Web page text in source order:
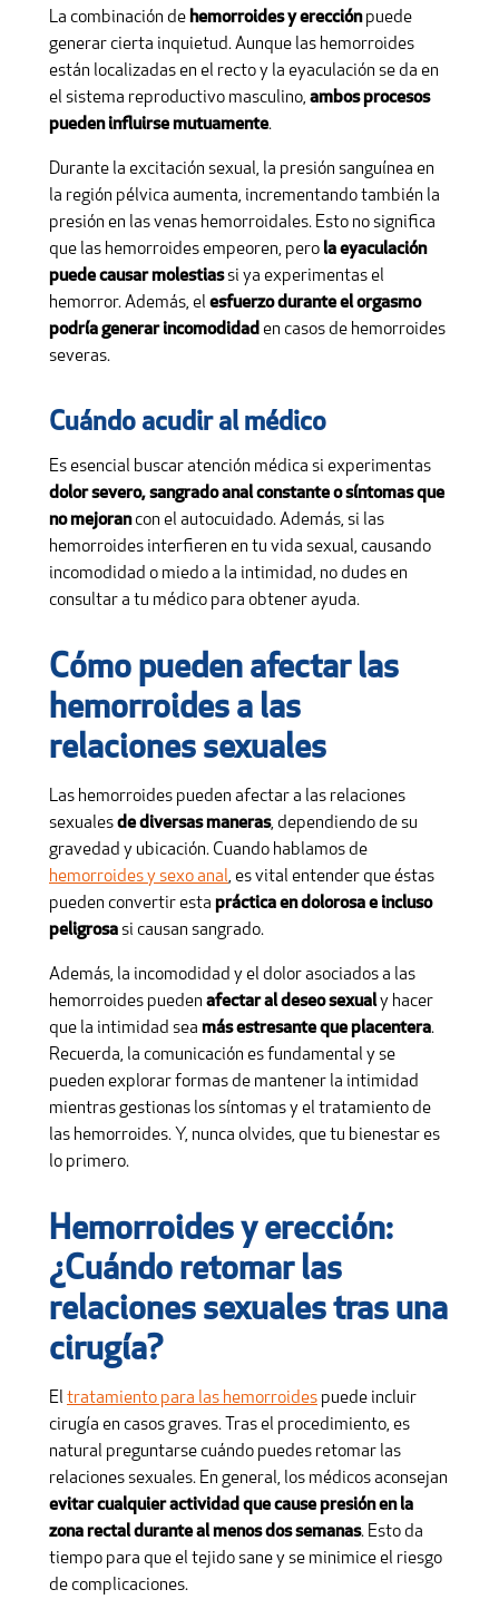
La combinación de hemorroides y erecciónpuede
generar cierta inquietud. Aunque las hemorroides
están localizadas en el recto y la eyaculación se da en
el sistema reproductivo masculino, ambos procesos
pueden influirse mutuamente.
Durante la excitación sexual, la presión sanguínea en
la región pélvica aumenta, incrementando también la
presión en las venas hemorroidales. Esto no significa
que las hemorroides empeoren, pero la eyaculación
puede causar molestiassi ya experimentas el
hemorror. Además, el esfuerzo durante el orgasmo
podría generar incomodidad en casos de hemorroides
severas.
Cuándo acudir al médico
Es esencial buscar atención médica si experimentas
dolor severo, sangrado anal constante o síntomas que
no mejorancon el autocuidado. Además, si las
hemorroides interfieren en tu vida sexual, causando
incomodidad o miedo a la intimidad, no dudes en
consultar a tu médico para obtener ayuda.
Cómo pueden afectar las
hemorroides a las
relaciones sexuales
Las hemorroides pueden afectar a las relaciones
sexualesde diversas maneras, dependiendo de su
gravedad y ubicación. Cuando hablamos de
hemorroides y sexo anal, es vital entender que éstas
pueden convertir esta práctica en dolorosa e incluso
peligrosasi causan sangrado.
Además, la incomodidad y el dolor asociados a las
hemorroides pueden afectar al deseo sexualy hacer
que la intimidad sea más estresante que placentera.
Recuerda, la comunicación es fundamental y se
pueden explorar formas de mantener la intimidad
mientras gestionas los síntomas y el tratamiento de
las hemorroides. Y, nunca olvides, que tu bienestar es
lo primero.
Hemorroides y erección:
¿Cuándo retomar las
relaciones sexuales tras una
cirugía?
El tratamiento para las hemorroides puede incluir
cirugía en casos graves. Tras el procedimiento, es
natural preguntarse cuándo puedes retomar las
relaciones sexuales. En general, los médicos aconsejan
evitar cualquier actividad que cause presión en la
zona rectal durante al menos dos semanas. Esto da
tiempo para que el tejido sane y se minimice el riesgo
de complicaciones.